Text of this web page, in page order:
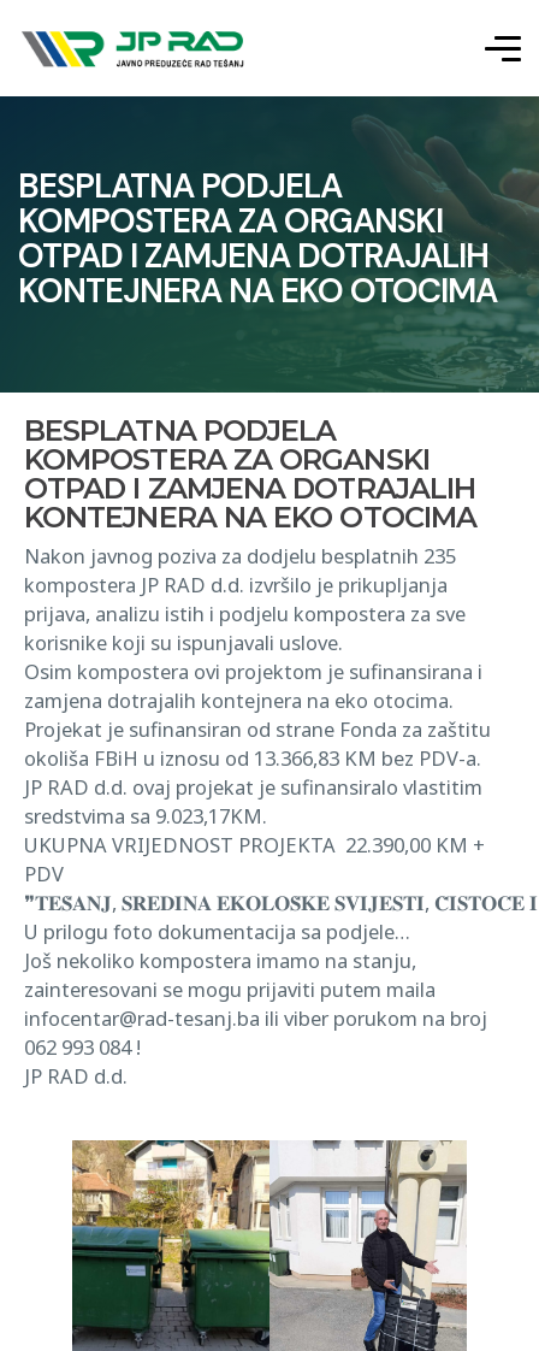
BESPLATNA PODJELA
KOMPOSTERA ZA ORGANSKI
OTPAD I ZAMJENA DOTRAJALIH
KONTEJNERA NA EKO OTOCIMA
BESPLATNA PODJELA
KOMPOSTERA ZA ORGANSKI
OTPAD I ZAMJENA DOTRAJALIH
KONTEJNERA NA EKO OTOCIMA
Nakon javnog poziva za dodjelu besplatnih 235
kompostera JP RAD d.d. izvršilo je prikupljanja
prijava, analizu istih i podjelu kompostera za sve
korisnike koji su ispunjavali uslove.
Osim kompostera ovi projektom je sufinansirana i
zamjena dotrajalih kontejnera na eko otocima.
Projekat je sufinansiran od strane Fonda za zaštitu
okoliša FBiH u iznosu od 13.366,83 KM bez PDV-a.
JP RAD d.d. ovaj projekat je sufinansiralo vlastitim
sredstvima sa 9.023,17KM.
UKUPNA VRIJEDNOST PROJEKTA 22.390,00 KM +
PDV
❞𝐓𝐄𝐒̌𝐀𝐍𝐉, 𝐒𝐑𝐄𝐃𝐈𝐍𝐀 𝐄𝐊𝐎𝐋𝐎𝐒̌𝐊𝐄 𝐒𝐕𝐈𝐉𝐄𝐒𝐓𝐈,
U prilogu foto dokumentacija sa podjele…
Još nekoliko kompostera imamo na stanju,
zainteresovani se mogu prijaviti putem maila
infocentar@rad-tesanj.ba ili viber porukom na broj
062 993 084 !
JP RAD d.d.